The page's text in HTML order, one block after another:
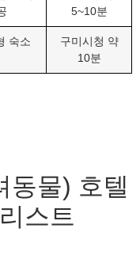
5~10분
숙소
구미시청 약
10분
동물) 호텔
스트